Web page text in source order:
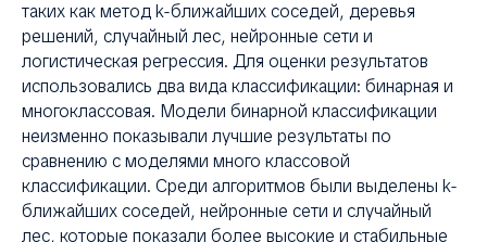
таких как метод k-ближайших соседей, деревья
решений, случайный лес, нейронные сети и
логистическая регрессия. Для оценки результатов
использовались два вида классификации: бинарная и
многоклассовая. Модели бинарной классификации
неизменно показывали лучшие результаты по
сравнению с моделями много классовой
классификации. Среди алгоритмов были выделены k-
ближайших соседей, нейронные сети и случайный
лес, которые показали более высокие и стабильные